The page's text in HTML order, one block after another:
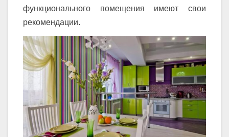
функционального помещения имеют свои
рекомендации.